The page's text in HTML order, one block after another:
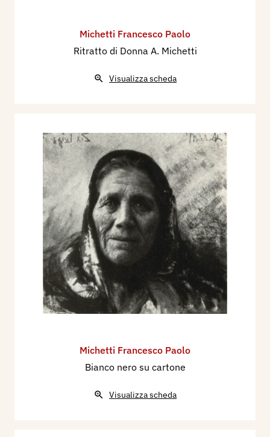
Michetti Francesco Paolo
Ritratto di Donna A. Michetti
Visualizza scheda
Michetti Francesco Paolo
Bianco nero su cartone
Visualizza scheda